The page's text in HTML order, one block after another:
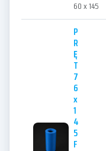
60 x 145
P
R
Ę
T
7
6
x
1
4
5
F